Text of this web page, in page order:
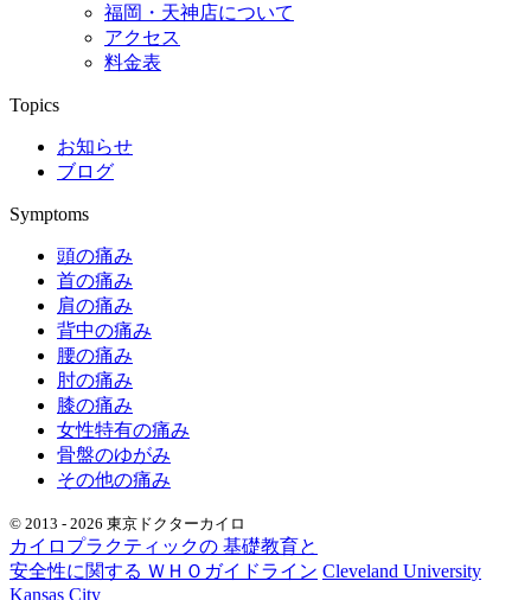
福岡・天神店について
アクセス
料金表
Topics
お知らせ
ブログ
Symptoms
頭の痛み
首の痛み
肩の痛み
背中の痛み
腰の痛み
肘の痛み
膝の痛み
女性特有の痛み
骨盤のゆがみ
その他の痛み
© 2013 - 2026 東京ドクターカイロ
カイロプラクティックの 基礎教育と
安全性に関する ＷＨＯガイドライン Cleveland University
Kansas City